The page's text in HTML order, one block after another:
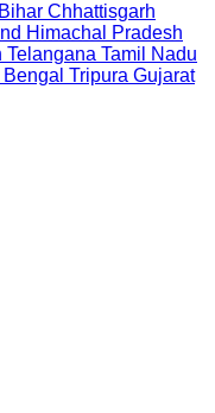
Bihar Chhattisgarh
Himachal Pradesh
Telangana Tamil Nadu
Tripura Gujarat